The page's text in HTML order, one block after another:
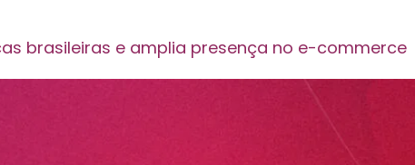
brasileiras e amplia presença no e-commerce